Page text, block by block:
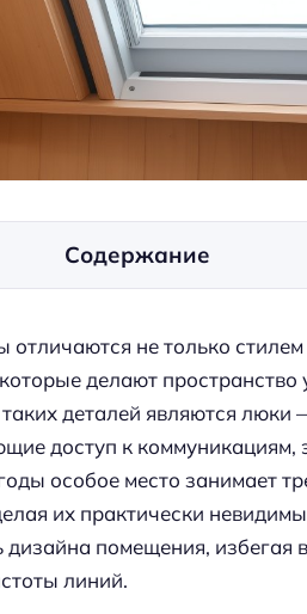
отличаются не только
делают
деталей являются
доступ к коммуникациям,
особое место занимает
их практически
дизайна помещения,
линий.
Содержание